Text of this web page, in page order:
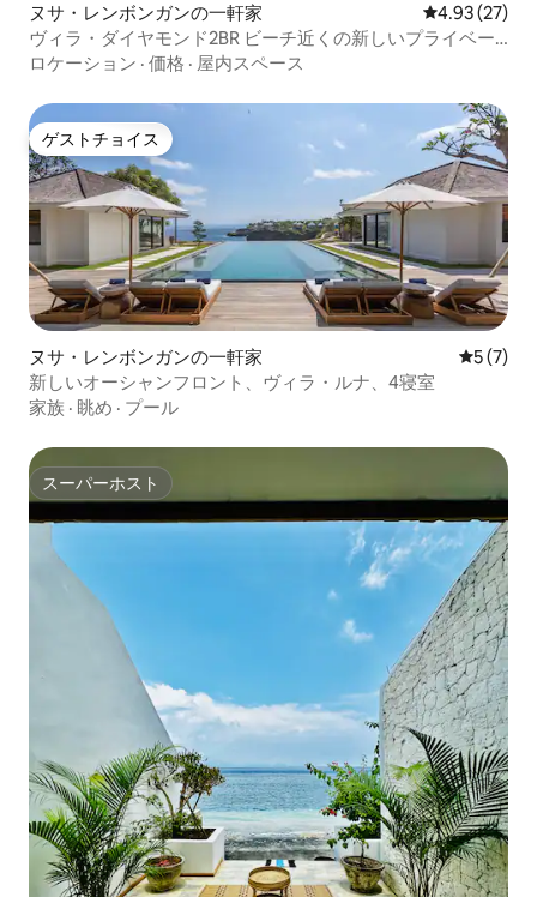
ヌサ・レンボンガンの一軒家 レビュー27
4.93 (27)
ヴィラ・ダイヤモンド2BR ビーチ近くの新しいプライベー
トヴィラ
ロケーション · 価格 · 屋内スペース
ゲストチョイス
ゲストチョイス
ヌサ・レンボンガンの一軒家 レビュー
5 (7)
新しいオーシャンフロント、ヴィラ・ルナ、4寝室
家族 · 眺め · プール
スーパーホスト
スーパーホスト